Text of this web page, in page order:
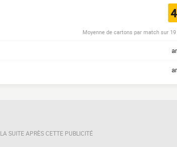
Moyenne de cartons par match sur
LA SUITE APRÈS CETTE PUBLICITÉ